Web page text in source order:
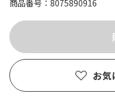
商品番号
8075890916
お気